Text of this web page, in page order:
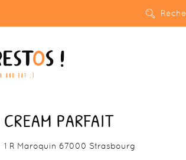
CREAM PARFAIT
1 R Maroquin 67000 Strasbourg